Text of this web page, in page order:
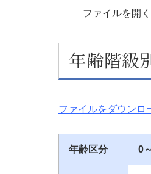
ファイルを開
年齢階級
ファイルをダウンロ
年齢区分 0